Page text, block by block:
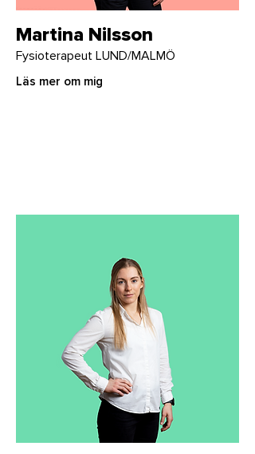
Martina Nilsson
Fysioterapeut LUND/MALMÖ
Läs mer om mig